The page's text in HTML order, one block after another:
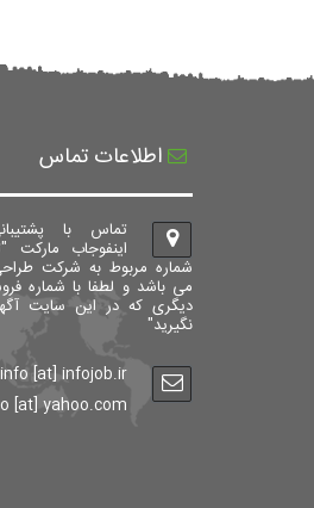
اطلاعات تماس
تماس با
اینفوجاب مارکت
شماره مربوط به شرکت
می باشد و لطفا با شماره
دیگری که در این سایت
نگیرید"
info [at] infojob.ir
[at] yahoo.com